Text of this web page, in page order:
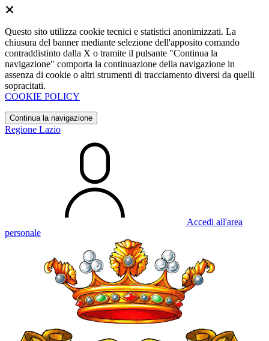
Questo sito utilizza cookie tecnici e statistici anonimizzati. La
chiusura del banner mediante selezione dell'apposito comando
contraddistinto dalla X o tramite il pulsante "Continua la
navigazione" comporta la continuazione della navigazione in
assenza di cookie o altri strumenti di tracciamento diversi da quelli
sopracitati.
COOKIE POLICY
Continua la navigazione
Regione Lazio
Accedi all'area
personale